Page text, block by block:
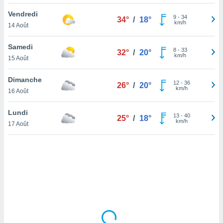
votre
à
en
le
Vendredi
14 Août
34° / 18° 9- 34
km/h
Samedi
15 Août
32° / 20° 8- 33
km/h
Dimanche
16 Août
26° / 20° 12- 36
km/h
Lundi
17 Août
25° / 18° 13- 40
km/h